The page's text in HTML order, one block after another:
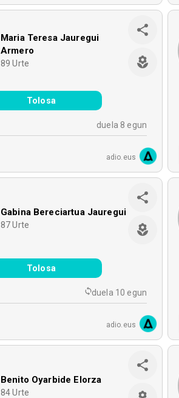
Maria Teresa Jauregui
Armero
89 Urte
Tolosa
duela 8 egun
adio.eus
Gabina Bereciartua Jauregui
87 Urte
Tolosa
duela 10 egun
adio.eus
Benito Oyarbide Elorza
84 Urte